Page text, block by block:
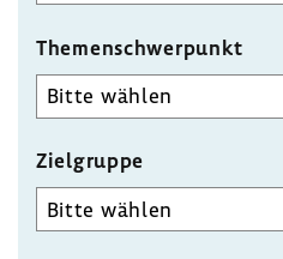
Themenschwerpunkt
Zielgruppe